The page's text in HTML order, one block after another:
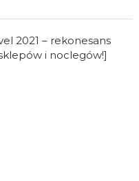
2021 – rekonesans
i noclegów!]